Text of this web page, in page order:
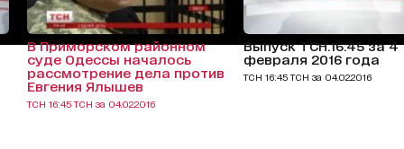
В Приморском районном
суде Одессы началось
рассмотрение дела против
Евгения Ялышев
ТСН 16:45 ТСН за 04.02.2016
Выпуск ТСН.16:45 за 4
февраля 2016 года
ТСН 16:45 ТСН за 04.02.2016